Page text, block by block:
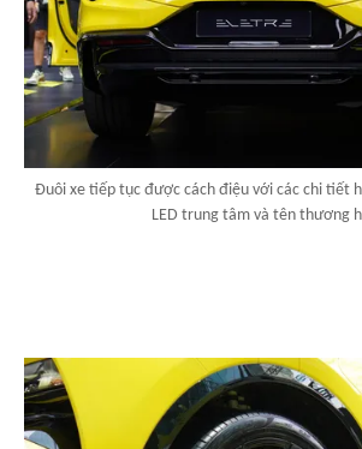
Đuôi xe tiếp tục được cách điệu với các chi tiết
LED trung tâm và tên thương